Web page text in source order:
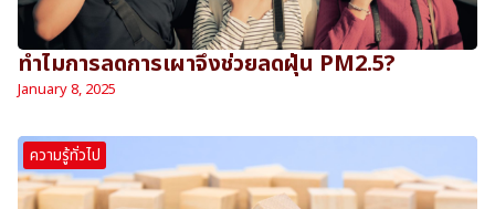
ทำไมการลดการเผาจึงช่วยลดฝุ่น PM2.5?
January 8, 2025
ความรู้ทั่วไป